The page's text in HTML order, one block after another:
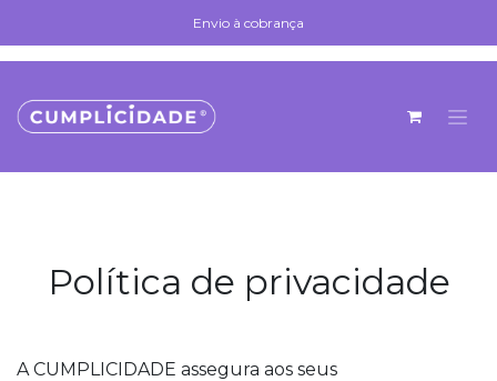
Envio à cobrança
Envio à cobrança
Política de privacidade
A CUMPLICIDADE assegura aos seus